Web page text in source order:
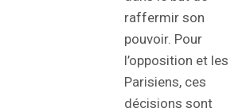
raffermir son
pouvoir. Pour
l’opposition et les
Parisiens, ces
décisions sont